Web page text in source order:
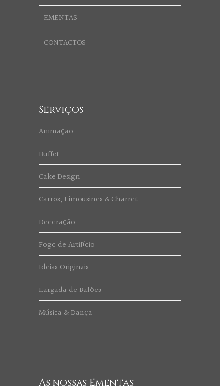
EMENTAS
CONTACTOS
Serviços
Animação
Buffet
Cake Design
Carros, Limousines & Charret
Decoração
Fogo de Artifício
Ideias Originais
Largada de Balões
Música & Dança
As nossas Ementas